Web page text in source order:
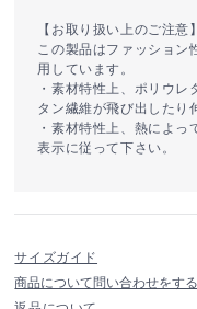
【お取り扱い上のご注意】
この製品はファッション
用しています。
・素材特性上、ポリウ
タン繊維が飛び出したり
・素材特性上、熱によ
表示に従って下さい。
サイズガイド
商品について問い合わせをする